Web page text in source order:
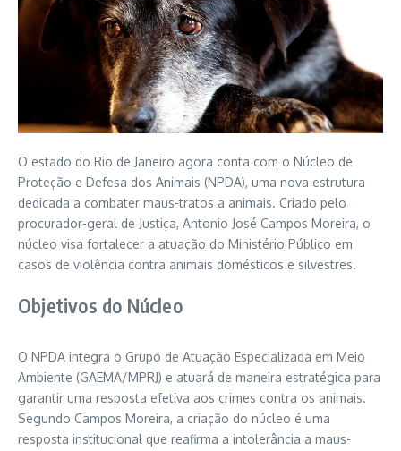
O estado do Rio de Janeiro agora conta com o Núcleo de
Proteção e Defesa dos Animais (NPDA), uma nova estrutura
dedicada a combater maus-tratos a animais. Criado pelo
procurador-geral de Justiça, Antonio José Campos Moreira, o
núcleo visa fortalecer a atuação do Ministério Público em
casos de violência contra animais domésticos e silvestres.
Objetivos do Núcleo
O NPDA integra o Grupo de Atuação Especializada em Meio
Ambiente (GAEMA/MPRJ) e atuará de maneira estratégica para
garantir uma resposta efetiva aos crimes contra os animais.
Segundo Campos Moreira, a criação do núcleo é uma
resposta institucional que reafirma a intolerância a maus-